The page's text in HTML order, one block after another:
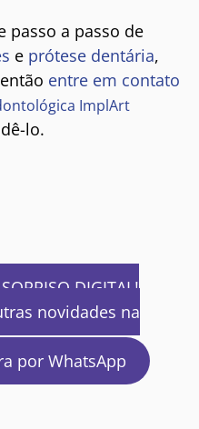
passo a passo de
e prótese dentária,
entre em contato
ImplArt
lo.
DIGITAL!
novidades na
por WhatsApp